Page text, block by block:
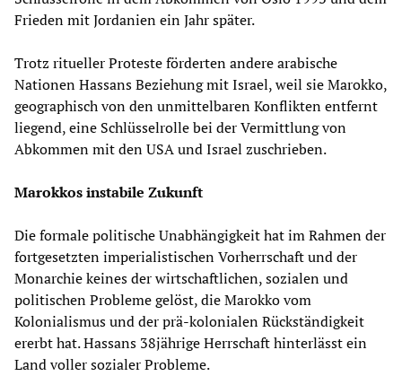
Frieden mit Jordanien ein Jahr später.
Trotz ritueller Proteste förderten andere arabische
Nationen Hassans Beziehung mit Israel, weil sie Marokko,
geographisch von den unmittelbaren Konflikten entfernt
liegend, eine Schlüsselrolle bei der Vermittlung von
Abkommen mit den USA und Israel zuschrieben.
Marokkos instabile Zukunft
Die formale politische Unabhängigkeit hat im Rahmen der
fortgesetzten imperialistischen Vorherrschaft und der
Monarchie keines der wirtschaftlichen, sozialen und
politischen Probleme gelöst, die Marokko vom
Kolonialismus und der prä-kolonialen Rückständigkeit
ererbt hat. Hassans 38jährige Herrschaft hinterlässt ein
Land voller sozialer Probleme.